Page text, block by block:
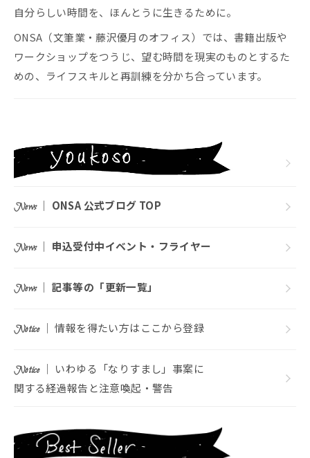
自分らしい時間を、ほんとうに生きるために。
ONSA（文筆業・藤沢優月のオフィス）では、書籍出版や
ワークショップをつうじ、望む時間を現実のものとするた
めの、ライフスキルと再訓練を分かち合っています。
News ｜ ONSA 公式ブログ TOP
News ｜ 申込受付中イベント・フライヤー
News ｜ 記事等の「更新一覧」
Notice｜ 情報を得たい方はここから登録
Notice｜ いわゆる「なりすまし」事案に
関する経過報告と注意喚起・警告